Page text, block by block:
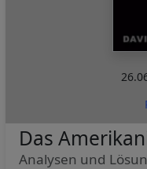
Das
Analysen und